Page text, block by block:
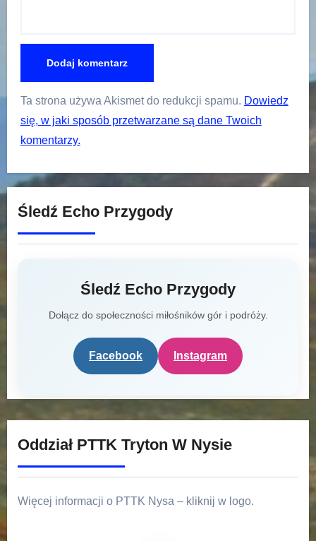
Ta strona używa Akismet do redukcji spamu. Dowiedz
się, w jaki sposób przetwarzane są dane Twoich
komentarzy.
Śledź Echo Przygody
Śledź Echo Przygody
Dołącz do społeczności miłośników gór i podróży.
Facebook Instagram
Oddział PTTK Tryton W Nysie
Więcej informacji o PTTK Nysa – kliknij w logo.